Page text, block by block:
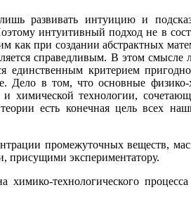
развивать интуицию и
интуитивный подход не в
как при создании абстрактных
справедливым. В этом смысле
критерием
Дело в том, что основные физико-
химической технологии,
есть конечная цель всех
промежуточных веществ,
присущими экспериментатору.
технологического